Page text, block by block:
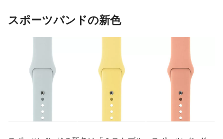
スポーツバンドの新色